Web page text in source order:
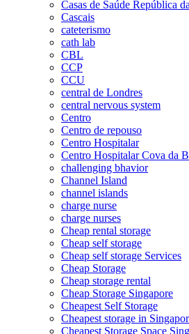
Casas de Saúde República
Cascais
cateterismo
cath lab
CBL
CCP
CCU
central de Londres
central nervous system
Centro
Centro de repouso
Centro Hospitalar
Centro Hospitalar Cova da
challenging bhavior
Channel Island
channel islands
charge nurse
charge nurses
Cheap rental storage
Cheap self storage
Cheap self storage Services
Cheap Storage
Cheap storage rental
Cheap Storage Singapore
Cheapest Self Storage
Cheapest storage in
Cheapest Storage Space